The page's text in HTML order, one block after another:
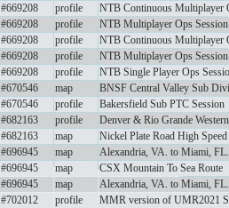
#669208 profile
NTB Continuous Multiplayer
#669208 profile
NTB Multiplayer Ops Session
#669208 profile
NTB Continuous Multiplayer
#669208 profile
NTB Multiplayer Ops
#669208 profile
NTB Single Player Ops
#670546 map
BNSF Central Valley Sub
#670546 profile
Bakersfield Sub PTC Session
#682163 profile
Denver & Rio Grande
#682163 map
Nickel Plate Road High
#696945 map
Alexandria, VA. to Miami,
#696945 map
CSX Mountain To Sea Route
#696945 map
Alexandria, VA. to Miami,
#702012 profile
MMR version of UMR2021